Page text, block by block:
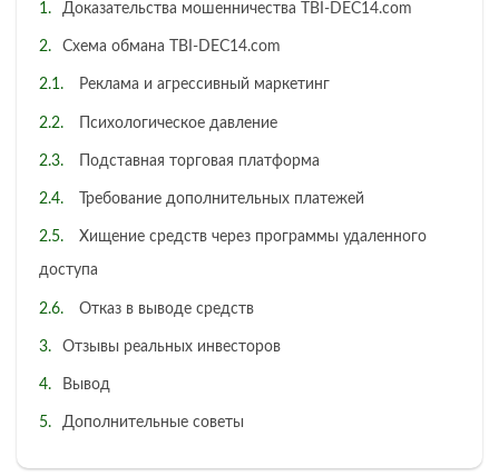
Доказательства мошенничества TBI-DEC14.com
Схема обмана TBI-DEC14.com
Реклама и агрессивный маркетинг
Психологическое давление
Подставная торговая платформа
Требование дополнительных платежей
Хищение средств через программы удаленного
доступа
Отказ в выводе средств
Отзывы реальных инвесторов
Вывод
Дополнительные советы